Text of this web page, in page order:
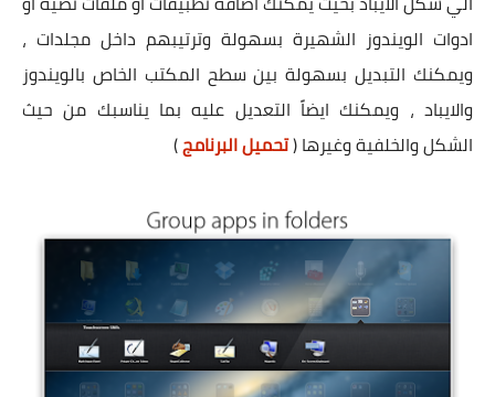
ادوات الويندوز الشهيرة بسهولة وترتيبهم داخل مجلدات ،
ويمكنك التبديل بسهولة بين سطح المكتب الخاص بالويندوز
والايباد ، ويمكنك ايضاً التعديل عليه بما يناسبك من حيث
الشكل والخلفية وغيرها (تحميل البرنامج)